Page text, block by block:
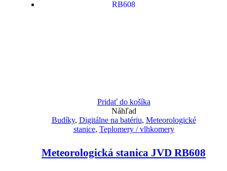
Pridať do košíka
Náhľad
Budíky, Digitálne na batériu, Meteorologické
stanice, Teplomery / vlhkomery
Meteorologická stanica JVD RB608